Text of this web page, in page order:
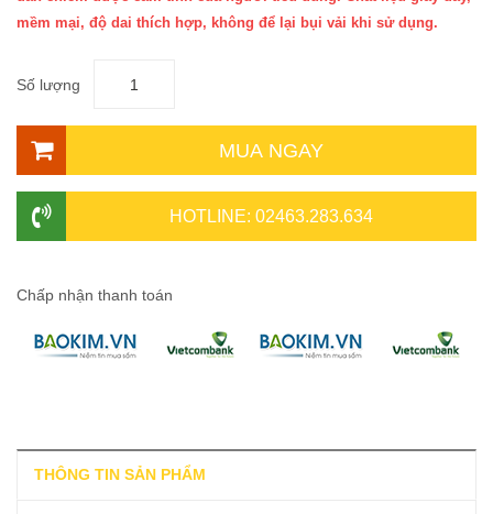
mềm mại, độ dai thích hợp, không để lại bụi vải khi sử dụng.
Số lượng
MUA NGAY
HOTLINE: 02463.283.634
Chấp nhận thanh toán
THÔNG TIN SẢN PHẨM